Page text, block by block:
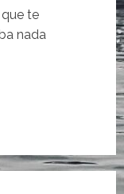
te
nada